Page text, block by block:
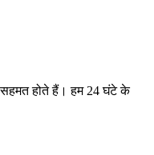
सहमत होते हैं। हम 24 घंटे के